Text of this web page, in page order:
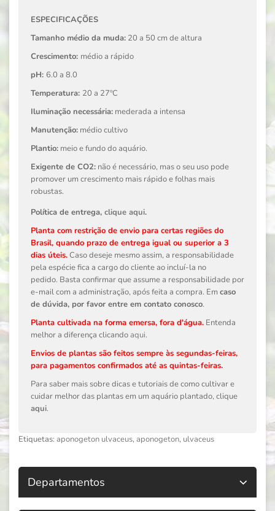
ESPECIFICAÇÕES
Tamanho médio da muda: 20 a 50 cm de altura
Crescimento: médio a rápido
pH: 6.0 a 8.0
Temperatura: 20 a 27ºC
Iluminação necessária: mederada a intensa
Manutenção: médio cultivo
Plantio: meio e fundo do aquário.
Exigente de CO2: não é necessário, mas o seu uso pode
promover um crescimento mais rápido e folhas mais
robustas.
Política de entrega, clique aqui.
Planta com restrição de envio para certas regiões do
Brasil, quando prazo de entrega igual ou superior a 3
dias úteis.Caso deseje mesmo assim, a responsabilidade
pela espécie fica a cargo do cliente ao incluí-la no
pedido. Basta confirmar que assume a responsabilidade por
e-mail com a administração, após feita a compra. Em caso
de dúvida, por favor entre em contato conosco.
Planta cultivada na forma emersa, fora d'água. Entenda
melhor a diferença clicandoaqui.
Envios de plantas são feitos sempre às segundas-feiras,
para pagamentos confirmados até as quintas-feiras.
Para saber mais sobre dicas e tutoriais de como cultivar e
cuidar melhor das plantas em um aquário plantado, clique
aqui.
Etiquetas: aponogeton ulvaceus, aponogeton, ulvaceus
Departamentos